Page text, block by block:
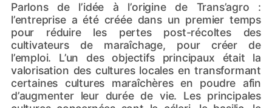
Parlons de l’idée à l’origine de Trans’agro :
l’entreprise a été créée dans un premier temps
pour réduire les pertes post-récoltes des
cultivateurs de maraîchage, pour créer de
l’emploi. L’un des objectifs principaux était la
valorisation des cultures locales en transformant
certaines cultures maraîchères en poudre afin
d’augmenter leur durée de vie. Les principales